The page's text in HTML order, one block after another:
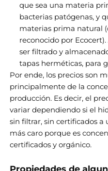
que sea una materia
bacterias patógenas, y
materias prima natural
reconocido por
ser filtrado y
tapas herméticas, para
Por ende, los precios son
principalmente de la
producción. Es decir, el
variar dependiendo si el
sin filtrar, sin certificados a
más caro porque es
certificados y orgánico.
Propiedades de